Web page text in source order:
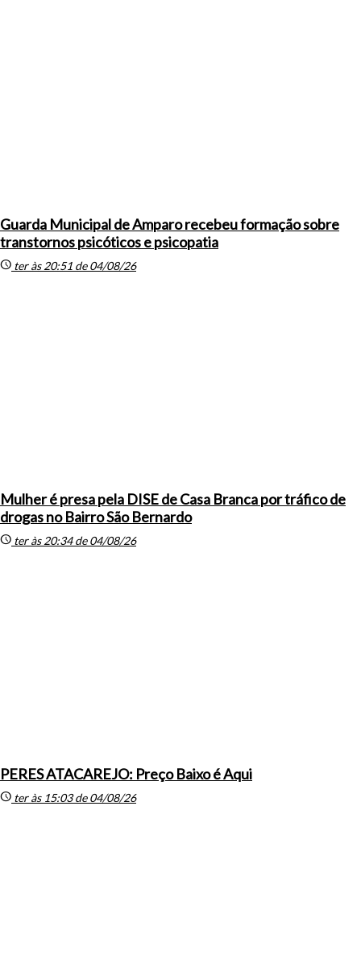
Guarda Municipal de Amparo recebeu formação sobre
transtornos psicóticos e psicopatia
schedule ter às 20:51 de 04/08/26
Mulher é presa pela DISE de Casa Branca por tráfico de
drogas no Bairro São Bernardo
schedule ter às 20:34 de 04/08/26
PERES ATACAREJO: Preço Baixo é Aqui
schedule ter às 15:03 de 04/08/26